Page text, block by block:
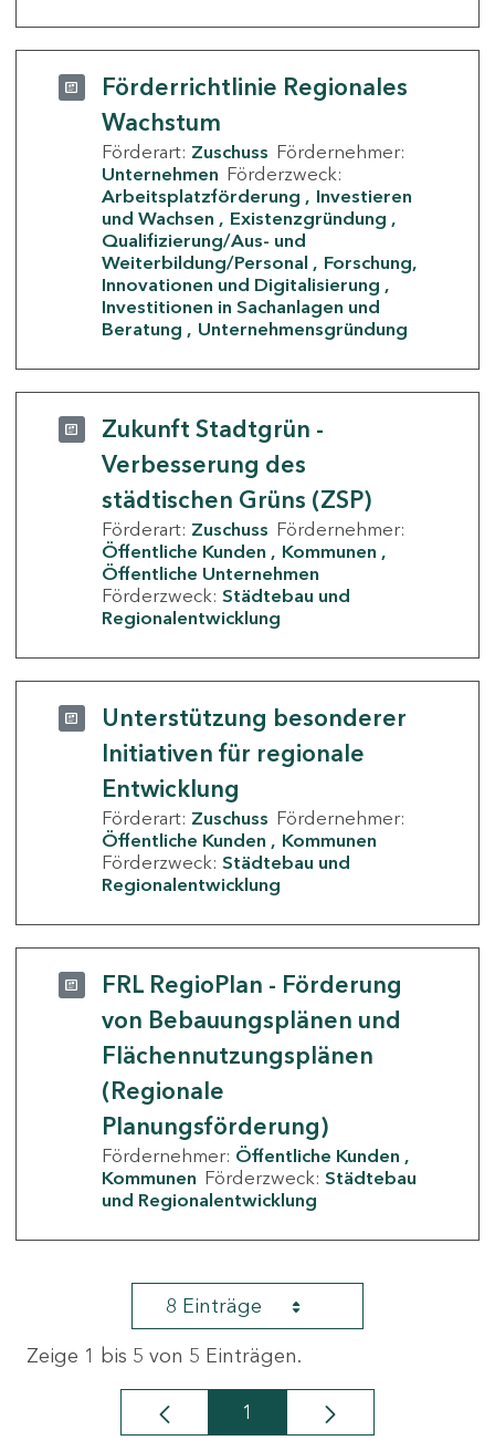
Förderrichtlinie Regionales
Wachstum
Förderart: Zuschuss Fördernehmer:
Unternehmen Förderzweck:
Arbeitsplatzförderung
Investieren
und Wachsen
Existenzgründung
Qualifizierung/Aus- und
Weiterbildung/Personal
Forschung,
Innovationen und Digitalisierung
Investitionen in Sachanlagen und
Beratung
Unternehmensgründung
Zukunft Stadtgrün -
Verbesserung des
städtischen Grüns (ZSP)
Förderart: Zuschuss Fördernehmer:
Öffentliche Kunden
Kommunen
Öffentliche Unternehmen
Förderzweck: Städtebau und
Regionalentwicklung
Unterstützung besonderer
Initiativen für regionale
Entwicklung
Förderart: Zuschuss Fördernehmer:
Öffentliche Kunden
Kommunen
Förderzweck: Städtebau und
Regionalentwicklung
FRL RegioPlan - Förderung
von Bebauungsplänen und
Flächennutzungsplänen
(Regionale
Planungsförderung)
Fördernehmer: Öffentliche Kunden
Kommunen Förderzweck: Städtebau
und Regionalentwicklung
8 Einträge
Zeige 1 bis 5 von 5 Einträgen.
Seite
1